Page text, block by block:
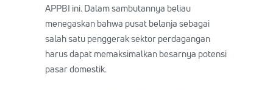
APPBI ini. Dalam sambutannya beliau
menegaskan bahwa pusat belanja sebagai
salah satu penggerak sektor perdagangan
harus dapat memaksimalkan besarnya potensi
pasar domestik.